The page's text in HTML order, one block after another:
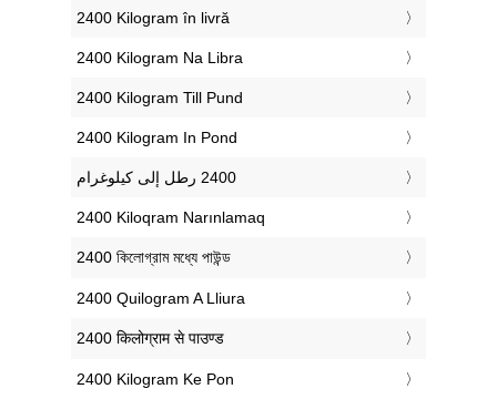
‎2400 Kilogram în livră
‎2400 Kilogram Na Libra
‎2400 Kilogram Till Pund
‎2400 Kilogram In Pond
‎2400 Kiloqram Narınlamaq
‎2400 কিলোগ্রাম মধ্যে পাউন্ড
‎2400 Quilogram A Lliura
‎2400 किलोग्राम से पाउण्ड
‎2400 Kilogram Ke Pon